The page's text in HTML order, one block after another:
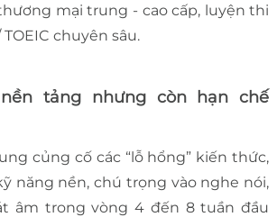
mại trung - cao cấp, luyện thi
chuyên sâu.
tảng nhưng còn hạn chế
củng cố các “lỗ hổng” kiến thức,
năng nền, chú trọng vào nghe nói,
âm trong vòng 4 đến 8 tuần đầu